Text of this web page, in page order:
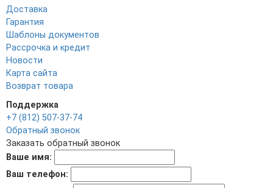
Доставка
Гарантия
Шаблоны документов
Рассрочка и кредит
Новости
Карта сайта
Возврат товара
Поддержка
+7 (812) 507-37-74
Обратный звонок
Заказать обратный звонок
Ваше имя:
Ваш телефон: